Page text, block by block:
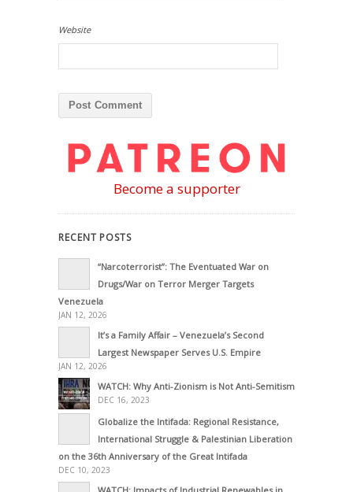
Website
Become a supporter
RECENT POSTS
“Narcoterrorist”: The Eventuated War on
Drugs/War on Terror Merger Targets
Venezuela
JAN 12, 2026
It’s a Family Affair – Venezuela’s Second
Largest Newspaper Serves U.S. Empire
JAN 12, 2026
WATCH: Why Anti-Zionism is Not Anti-Semitism
DEC 16, 2023
Globalize the Intifada: Regional Resistance,
International Struggle & Palestinian Liberation
on the 36th Anniversary of the Great Intifada
DEC 10, 2023